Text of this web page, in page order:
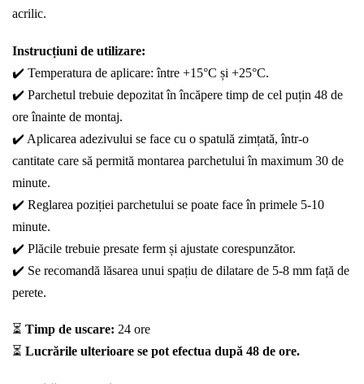
acrilic.
Instrucțiuni de utilizare:
✔️ Temperatura de aplicare: între +15°C și +25°C.
✔️ Parchetul trebuie depozitat în încăpere timp de cel puțin 48 de
ore înainte de montaj.
✔️ Aplicarea adezivului se face cu o spatulă zimțată, într-o
cantitate care să permită montarea parchetului în maximum 30 de
minute.
✔️ Reglarea poziției parchetului se poate face în primele 5-10
minute.
✔️ Plăcile trebuie presate ferm și ajustate corespunzător.
✔️ Se recomandă lăsarea unui spațiu de dilatare de 5-8 mm față de
perete.
⏳ Timp de uscare: 24 ore
⏳ Lucrările ulterioare se pot efectua după 48 de ore.